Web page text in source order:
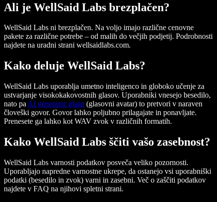
Ali je WellSaid Labs brezplačen?
WellSaid Labs ni brezplačen. Na voljo imajo različne cenovne
pakete za različne potrebe – od malih do večjih podjetij. Podrobnosti
najdete na uradni strani wellsaidlabs.com.
Kako deluje WellSaid Labs?
WellSaid Labs uporablja umetno inteligenco in globoko učenje za
ustvarjanje visokokakovostnih glasov. Uporabniki vnesejo besedilo,
nato pa AI generator glasu (glasovni avatar) to pretvori v naraven
človeški govor. Govor lahko poljubno prilagajate in ponavljate.
Prenesete ga lahko kot WAV zvok v različnih formatih.
Kako WellSaid Labs ščiti vašo zasebnost?
WellSaid Labs varnosti podatkov posveča veliko pozornosti.
Uporabljajo napredne varnostne ukrepe, da ostanejo vsi uporabniški
podatki (besedilo in zvok) varni in zasebni. Več o zaščiti podatkov
najdete v FAQ na njihovi spletni strani.